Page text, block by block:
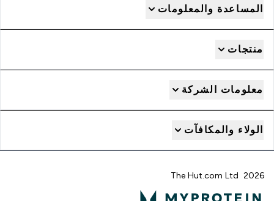
المساعدة والمعلومات
منتجات
معلومات الشركة
الولاء والمكافآت
2026 The Hut.com Ltd